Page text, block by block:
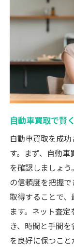
高額
神奈
ネッ
自動
廃車買
神奈
ネッ
高額
複数
廃車
廃車買取
廃車
自動
高額
自動車買取で賢
自動車買取を成
す。まず、自動
を確認しましょ
の信頼度を把握
取得することで
ます。ネット査
き、時間と手間
を良好に保つこと